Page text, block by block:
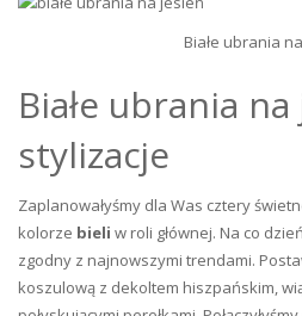
Białe ubrania
Białe ubrania
stylizacje
Zaplanowałyśmy dla Was cztery
kolorze bieli w roli głównej. Na co
zgodny z najnowszymi trendami.
koszulową z dekoltem hiszpańskim,